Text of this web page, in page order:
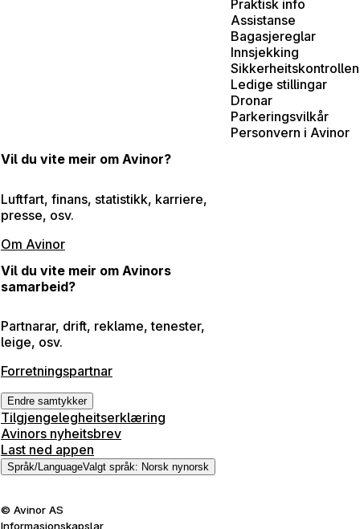
Praktisk info
Assistanse
Bagasjereglar
Innsjekking
Sikkerheitskontrollen
Ledige stillingar
Dronar
Parkeringsvilkår
Personvern i Avinor
Vil du vite meir om Avinor?
Luftfart, finans, statistikk, karriere,
presse, osv.
Om Avinor
Vil du vite meir om Avinors
samarbeid?
Partnarar, drift, reklame, tenester,
leige, osv.
Forretningspartnar
Endre samtykker
Tilgjengelegheitserklæring
Avinors nyheitsbrev
Last ned appen
Språk/LanguageValgt språk: Norsk nynorsk
© Avinor AS
Informasjonskapslar